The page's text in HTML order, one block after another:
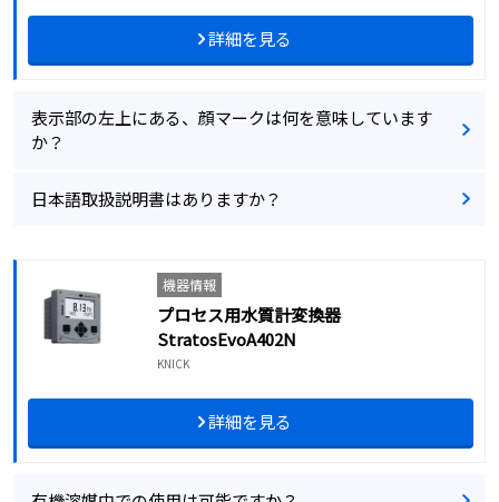
詳細を見る
表示部の左上にある、顔マークは何を意味しています
か？
日本語取扱説明書はありますか？
機器情報
プロセス用水質計変換器
StratosEvoA402N
KNICK
詳細を見る